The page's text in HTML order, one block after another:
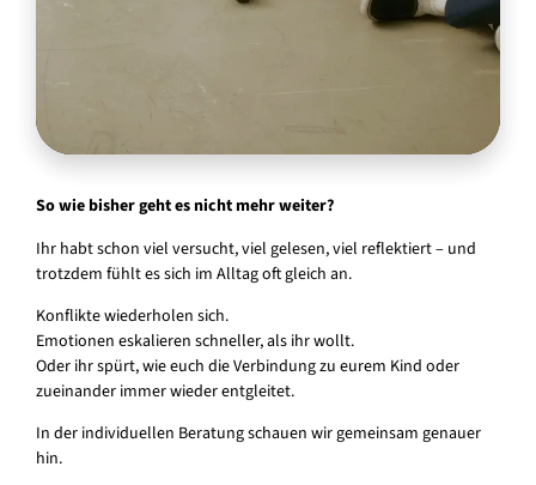
So wie bisher geht es nicht mehr weiter?
Ihr habt schon viel versucht, viel gelesen, viel reflektiert – und
trotzdem fühlt es sich im Alltag oft gleich an.
Konflikte wiederholen sich.
Emotionen eskalieren schneller, als ihr wollt.
Oder ihr spürt, wie euch die Verbindung zu eurem Kind oder
zueinander immer wieder entgleitet.
In der individuellen Beratung schauen wir gemeinsam genauer
hin.